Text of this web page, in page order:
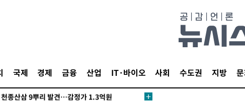
국제 경제 금융 산업 IT·바이오 사회 수도권 지방
3명 늘어…누적 환자 3000명 돌파
종산삼 9뿌리 발견…감정가 1.3억원